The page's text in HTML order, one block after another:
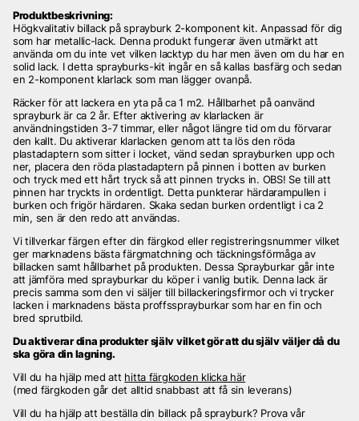
Produktbeskrivning:
Högkvalitativ billack på sprayburk 2-komponent kit. Anpassad för dig
som har metallic-lack. Denna produkt fungerar även utmärkt att
använda om du inte vet vilken lacktyp du har men även om du har en
solid lack. I detta sprayburks-kit ingår en så kallas basfärg och sedan
en 2-komponent klarlack som man lägger ovanpå.
Räcker för att lackera en yta på ca 1 m2. Hållbarhet på oanvänd
sprayburk är ca 2 år. Efter aktivering av klarlacken är
användningstiden 3-7 timmar, eller något längre tid om du förvarar
den kallt. Du aktiverar klarlacken genom att ta lös den röda
plastadaptern som sitter i locket, vänd sedan sprayburken upp och
ner, placera den röda plastadaptern på pinnen i botten av burken
och tryck med ett hårt tryck så att pinnen trycks in. OBS! Se till att
pinnen har tryckts in ordentligt. Detta punkterar härdarampullen i
burken och frigör härdaren. Skaka sedan burken ordentligt i ca 2
min, sen är den redo att användas.
Vi tillverkar färgen efter din färgkod eller registreringsnummer vilket
ger marknadens bästa färgmatchning och täckningsförmåga av
billacken samt hållbarhet på produkten. Dessa Sprayburkar går inte
att jämföra med sprayburkar du köper i vanlig butik. Denna lack är
precis samma som den vi säljer till billackeringsfirmor och vi trycker
lacken i marknadens bästa proffssprayburkar som har en fin och
bred sprutbild.
Du aktiverar dina produkter själv vilket gör att du självväljer då du
ska göra din lagning.
Vill du ha hjälp med att hitta färgkoden klicka här
(med färgkoden går det alltid snabbast att få sin leverans)
Vill du ha hjälp att beställa din billack på sprayburk? Prova vår